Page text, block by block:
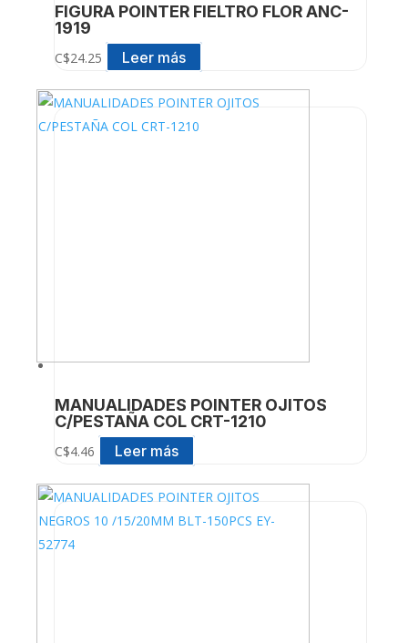
FIGURA POINTER FIELTRO FLOR ANC-
1919
C$24.25 Leer más
MANUALIDADES POINTER OJITOS
C/PESTAÑA COL CRT-1210
C$4.46 Leer más